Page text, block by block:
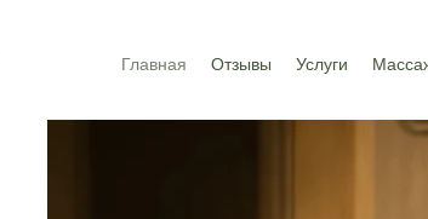
Главная Отзывы Услуги